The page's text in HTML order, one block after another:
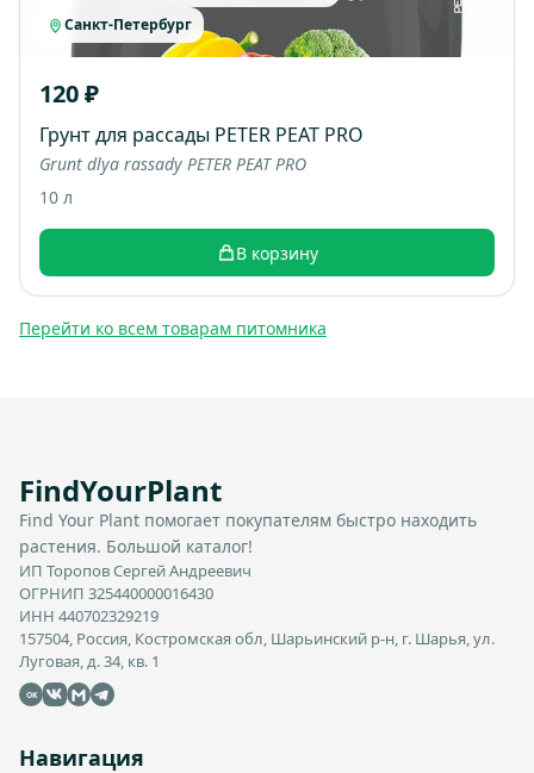
Санкт-Петербург
120 ₽
Грунт для рассады PETER PEAT PRO
Grunt dlya rassady PETER PEAT PRO
10 л
В корзину
Перейти ко всем товарам питомника
FindYourPlant
Find Your Plant помогает покупателям быстро находить
растения. Большой каталог!
ИП Торопов Сергей Андреевич
ОГРНИП 325440000016430
ИНН 440702329219
157504, Россия, Костромская обл, Шарьинский р-н, г. Шарья, ул.
Луговая, д. 34, кв. 1
OK
Навигация